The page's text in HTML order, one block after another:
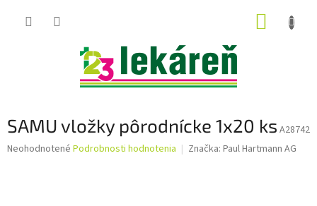
SAMU vložky pôrodnícke 1x20 ks A28742
Priemerné
Neohodnotené Podrobnosti hodnotenia Značka: Paul Hartmann AG